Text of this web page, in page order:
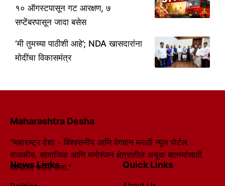
१० ऑगस्टपासून गट आरक्षण, ७
सप्टेंबरपासून जादा बसेस
‘मी तुमच्या पाठीशी आहे’; NDA खासदारांना
मोदींचा विकासमंत्र
Maharashtra Desha
"महाराष्ट्र देशा - विश्वसनीय आणि वेगवान मराठी न्यूज पोर्टल.
राजकीय, सामाजिक आणि मनोरंजन क्षेत्रातील अचूक बातम्यांसाठी
आम्हाला फॉलो करा."
News Links Quick Links